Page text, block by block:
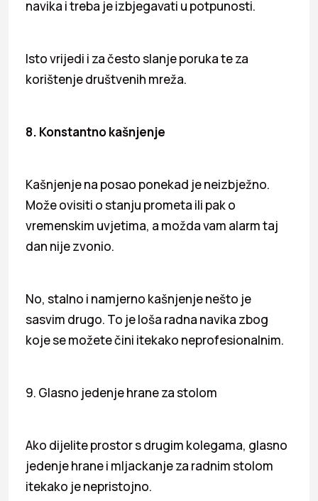
navika i treba je izbjegavati u potpunosti.
Isto vrijedi i za često slanje poruka te za
korištenje društvenih mreža.
8. Konstantno kašnjenje
Kašnjenje na posao ponekad je neizbježno.
Može ovisiti o stanju prometa ili pak o
vremenskim uvjetima, a možda vam alarm taj
dan nije zvonio.
No, stalno i namjerno kašnjenje nešto je
sasvim drugo. To je loša radna navika zbog
koje se možete čini itekako neprofesionalnim.
9. Glasno jedenje hrane za stolom
Ako dijelite prostor s drugim kolegama, glasno
jedenje hrane i mljackanje za radnim stolom
itekako je nepristojno.